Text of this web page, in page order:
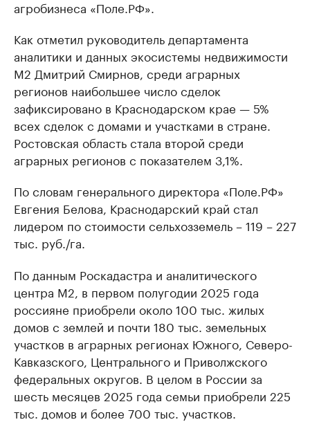
агробизнеса «Поле.РФ».
Как отметил руководитель департамента
аналитики и данных экосистемы недвижимости
М2 Дмитрий Смирнов, среди аграрных
регионов наибольшее число сделок
зафиксировано в Краснодарском крае — 5%
всех сделок с домами и участками в стране.
Ростовская область стала второй среди
аграрных регионов с показателем 3,1%.
По словам генерального директора «Поле.РФ»
Евгения Белова, Краснодарский край стал
лидером по стоимости сельхозземель – 119 – 227
тыс. руб./га.
По данным Роскадастра и аналитического
центра М2, в первом полугодии 2025 года
россияне приобрели около 100 тыс. жилых
домов с землей и почти 180 тыс. земельных
участков в аграрных регионах Южного, Северо-
Кавказского, Центрального и Приволжского
федеральных округов. В целом в России за
шесть месяцев 2025 года семьи приобрели 225
тыс. домов и более 700 тыс. участков.